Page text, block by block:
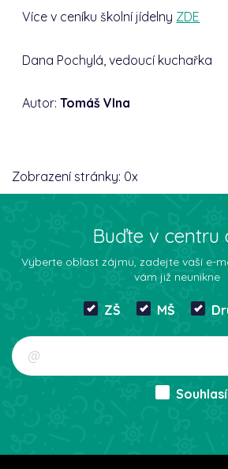
Více v ceníku školní jídelny ZDE
Dana Pochylá, vedoucí kuchařka
Autor:Tomáš Vlna
Zobrazení stránky: 0x
Buďte v centru
Vyberte oblast zájmu, zadejte vaší e-
vám již neunikne
ZŠ MŠ